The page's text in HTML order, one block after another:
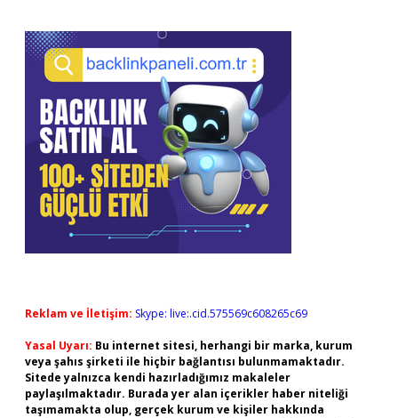
Reklam ve İletişim: Skype: live:.cid.575569c608265c69
Yasal Uyarı: Bu internet sitesi, herhangi bir marka, kurum
veya şahıs şirketi ile hiçbir bağlantısı bulunmamaktadır.
Sitede yalnızca kendi hazırladığımız makaleler
paylaşılmaktadır. Burada yer alan içerikler haber niteliği
taşımamakta olup, gerçek kurum ve kişiler hakkında